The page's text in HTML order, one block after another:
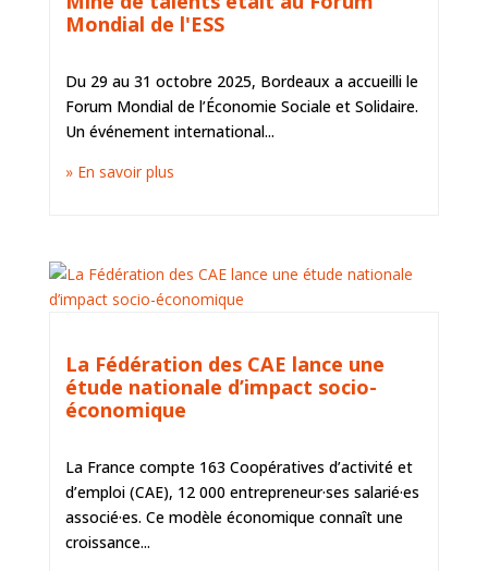
Mondial de l'ESS
Du 29 au 31 octobre 2025, Bordeaux a accueilli le
Forum Mondial de l’Économie Sociale et Solidaire.
Un événement international...
» En savoir plus
La Fédération des CAE lance une
étude nationale d’impact socio-
économique
La France compte 163 Coopératives d’activité et
d’emploi (CAE), 12 000 entrepreneur·ses salarié·es
associé·es. Ce modèle économique connaît une
croissance...